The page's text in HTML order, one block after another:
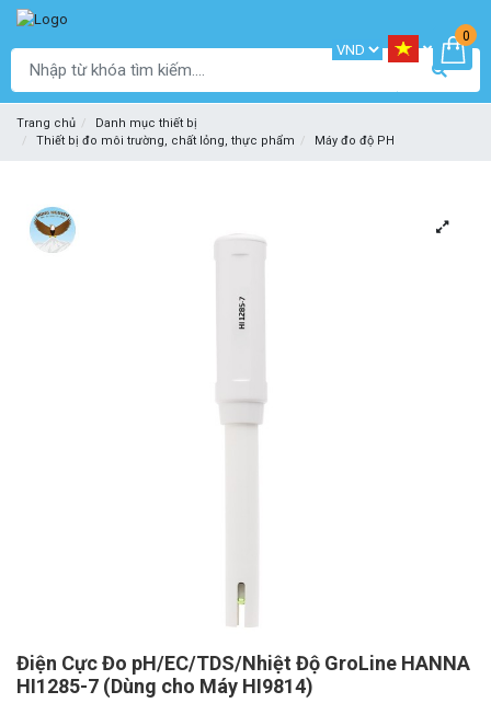
0
Trang chủ
Danh mục thiết bị
Thiết bị đo môi trường, chất lỏng, thực phẩm
Máy đo độ PH
Điện Cực Đo pH/EC/TDS/Nhiệt Độ GroLine HANNA
HI1285-7 (Dùng cho Máy HI9814)